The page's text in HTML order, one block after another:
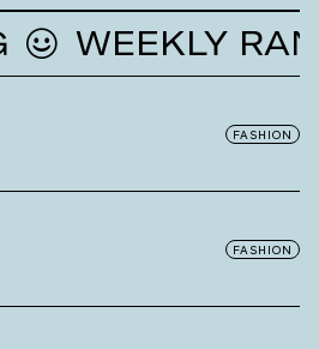
WEEKLY
FASHION
FASHION